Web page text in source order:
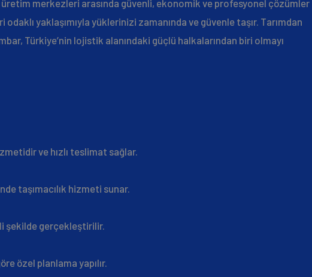
üretim merkezleri arasında güvenli, ekonomik ve profesyonel çözümler
yaklaşımıyla yüklerinizi zamanında ve güvenle taşır. Tarımdan
Türkiye’nin lojistik alanındaki güçlü halkalarından biri olmayı
ve hızlı teslimat sağlar.
taşımacılık hizmeti sunar.
şekilde gerçekleştirilir.
özel planlama yapılır.